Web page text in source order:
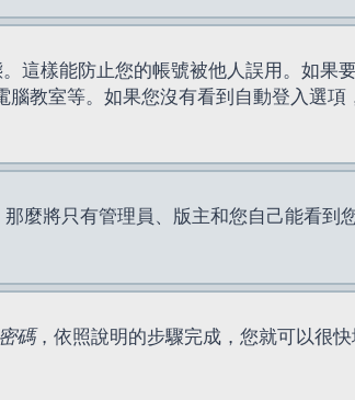
這樣能防止您的帳號被他人誤用。如果
教室等。如果您沒有看到自動登入選項
那麼將只有管理員、版主和您自己能看到
碼，依照說明的步驟完成，您就可以很